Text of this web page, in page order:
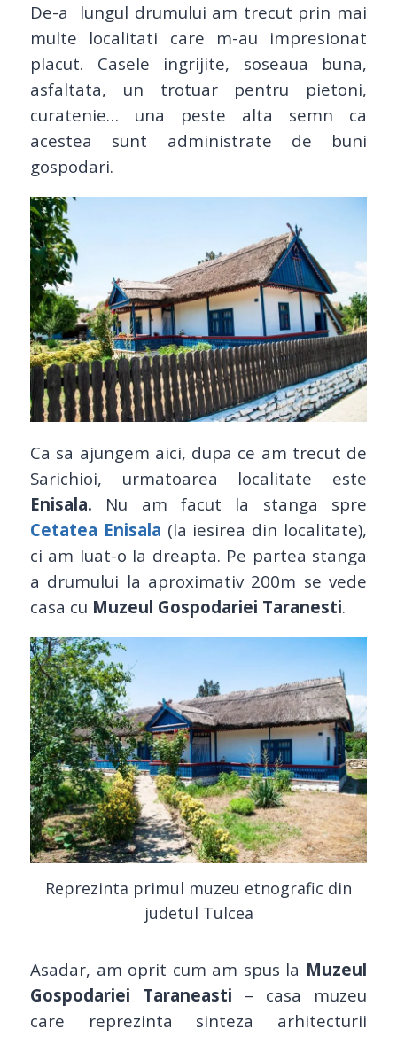
De-a lungul drumului am trecut prin mai
multe localitati care m-au impresionat
placut. Casele ingrijite, soseaua buna,
asfaltata, un trotuar pentru pietoni,
curatenie… una peste alta semn ca
acestea sunt administrate de buni
gospodari.
Ca sa ajungem aici, dupa ce am trecut de
Sarichioi, urmatoarea localitate este
Enisala. Nu am facut la stanga spre
Cetatea Enisala (la iesirea din localitate),
ci am luat-o la dreapta. Pe partea stanga
a drumului la aproximativ 200m se vede
casa cu Muzeul Gospodariei Taranesti.
Reprezinta primul muzeu etnografic din
judetul Tulcea
Asadar, am oprit cum am spus la Muzeul
Gospodariei Taraneasti – casa muzeu
care reprezinta sinteza arhitecturii